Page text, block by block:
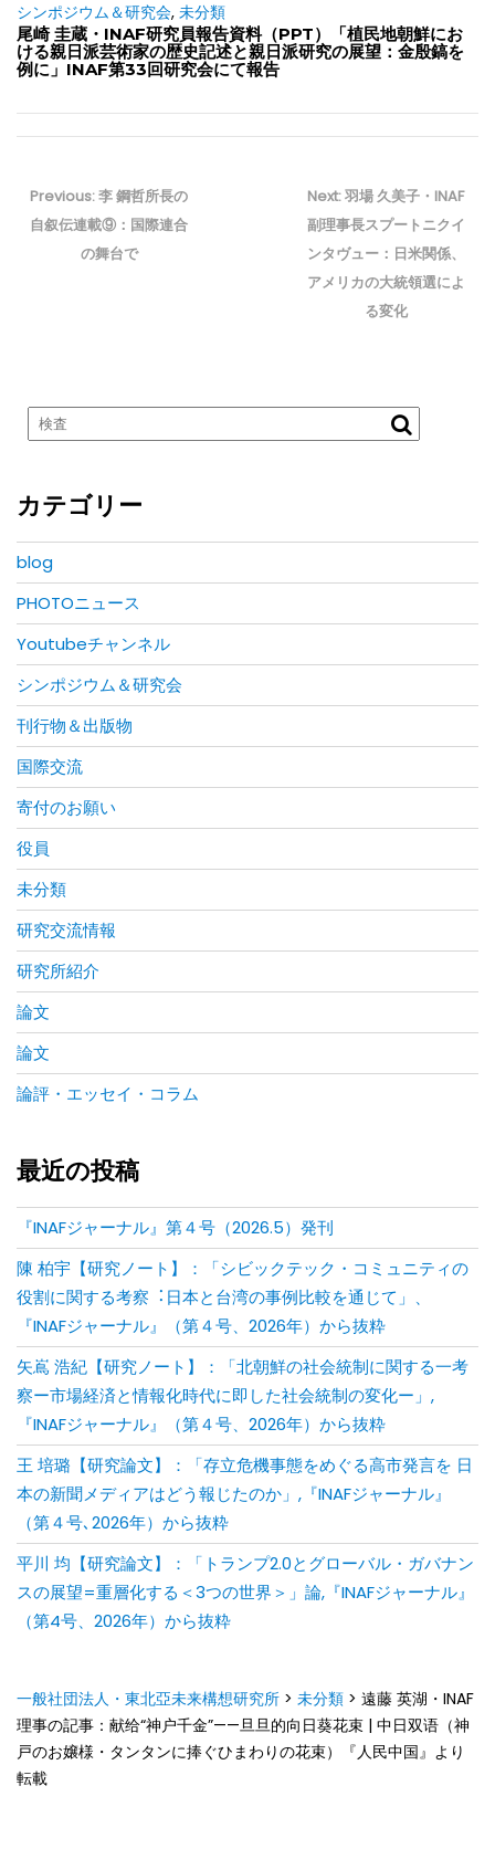
シンポジウム＆研究会, 未分類
尾崎 圭蔵・INAF研究員報告資料（PPT）「植民地朝鮮にお
ける親日派芸術家の歴史記述と親日派研究の展望：金殷鎬を
例に」INAF第33回研究会にて報告
稿
ナ
Previous:Previous
post:
李 鋼哲所長の
自叙伝連載⑨：国際連合
の舞台で
Next:Next
post:
羽場 久美子・INAF
副理事長スプートニクイ
ンタヴュー：日米関係、
アメリカの大統領選によ
る変化
カテゴリー
blog
PHOTOニュース
Youtubeチャンネル
シンポジウム＆研究会
刊行物＆出版物
国際交流
寄付のお願い
役員
未分類
研究交流情報
研究所紹介
論文
論文
論評・エッセイ・コラム
最近の投稿
『INAFジャーナル』第４号（2026.5）発刊
陳 柏宇【研究ノート】：「シビックテック・コミュニティの
役割に関する考察︓⽇本と台湾の事例⽐較を通じて」、
『INAFジャーナル』（第４号、2026年）から抜粋
矢嶌 浩紀【研究ノート】：「北朝鮮の社会統制に関する一考
察ー市場経済と情報化時代に即した社会統制の変化ー」,
『INAFジャーナル』（第４号、2026年）から抜粋
王 培璐【研究論文】：「存⽴危機事態をめぐる⾼市発⾔を ⽇
本の新聞メディアはどう報じたのか」,『INAFジャーナル』
（第４号､2026年）から抜粋
平川 均【研究論文】：「トランプ2.0とグローバル・ガバナン
スの展望=重層化する＜3つの世界＞」論,『INAFジャーナル』
（第4号、2026年）から抜粋
一般社団法人・東北亞未来構想研究所 > 未分類 > 遠藤 英湖・INAF
理事の記事：献给“神户千金”——旦旦的向日葵花束 | 中日双语（神
戸のお嬢様・タンタンに捧ぐひまわりの花束）『人民中国』より
転載